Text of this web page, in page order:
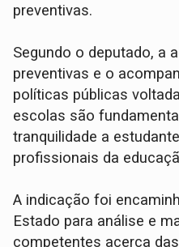
preventivas.
Segundo o deputado, a
preventivas e o
políticas públicas
escolas são
tranquilidade a
profissionais da
A indicação foi
Estado para análise e
competentes acerca